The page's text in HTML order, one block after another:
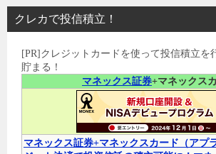
クレカで投信積立！
[PR]クレジットカードを使って投信積立を
貯まる！
マネックス証券+マネックス
マネックス証券+マネックスカード（アプ